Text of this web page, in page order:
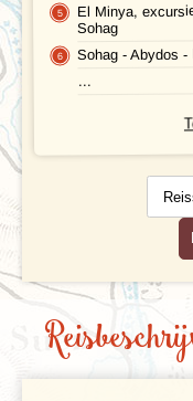
El Minya,
Sohag
Sohag - Abydos -
...
op